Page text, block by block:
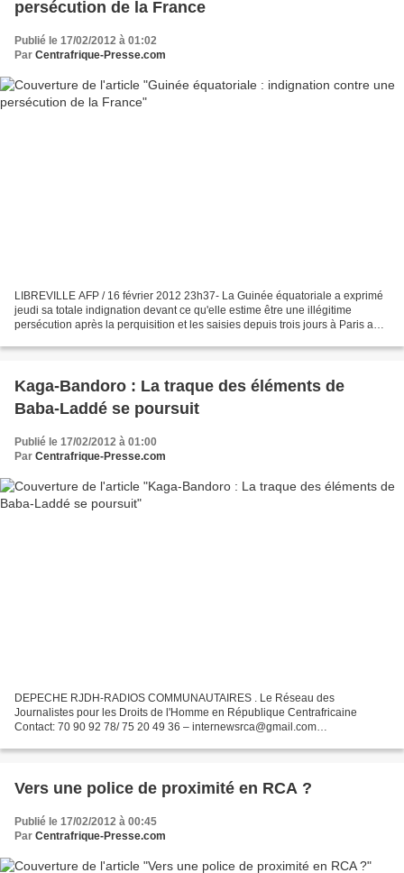
persécution de la France
Publié le 17/02/2012 à 01:02
Par Centrafrique-Presse.com
LIBREVILLE AFP / 16 février 2012 23h37- La Guinée équatoriale a exprimé
jeudi sa totale indignation devant ce qu'elle estime être une illégitime
persécution après la perquisition et les saisies depuis trois jours à Paris au
Kaga-Bandoro : La traque des éléments de
Baba-Laddé se poursuit
Publié le 17/02/2012 à 01:00
Par Centrafrique-Presse.com
DEPECHE RJDH-RADIOS COMMUNAUTAIRES . Le Réseau des
Journalistes pour les Droits de l'Homme en République Centrafricaine
Contact: 70 90 92 78/ 75 20 49 36 – internewsrca@gmail.com
Kaga-Bandoro...
Vers une police de proximité en RCA ?
Publié le 17/02/2012 à 00:45
Par Centrafrique-Presse.com